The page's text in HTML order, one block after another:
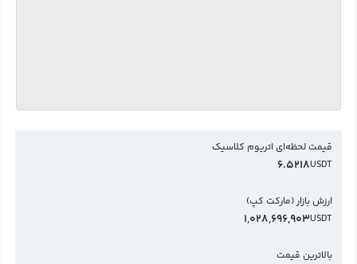
قیمت لحظه‌ای اتریوم کلاسیک
USDT
6.5218
ارزش بازار (مارکت کپ)
USDT
1,028,696,903
بالاترین قیمت